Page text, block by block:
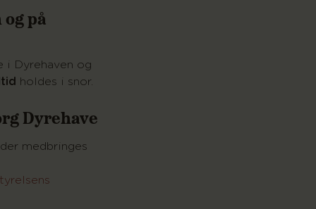
på
i Dyrehaven og
holdes i snor.
Dyrehave
medbringes